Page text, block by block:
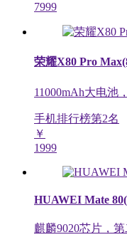
7999
荣耀X80 Pro
11000mAh大电池
手机排行榜第2名
￥
1999
HUAWEI Mate
麒麟9020芯片，